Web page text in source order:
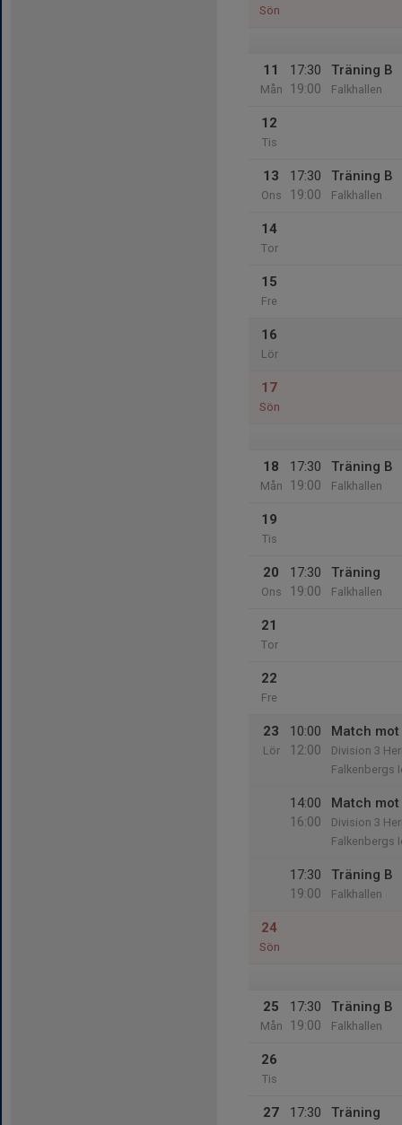
Sön
11
Mån
17:30
19:00
Träning B
Falkhallen
12
Tis
13
Ons
17:30
19:00
Träning B
Falkhallen
14
Tor
15
Fre
16
Lör
17
Sön
18
Mån
17:30
19:00
Träning B
Falkhallen
19
Tis
20
Ons
17:30
19:00
Träning
Falkhallen
21
Tor
22
Fre
23
Lör
10:00
12:00
Match mot
Division 3
Falkenbergs
14:00
16:00
Match mot
Division 3
Falkenbergs
17:30
19:00
Träning B
Falkhallen
24
Sön
25
Mån
17:30
19:00
Träning B
Falkhallen
26
Tis
27
17:30
Träning